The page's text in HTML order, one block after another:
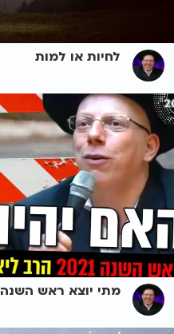
לחיות או למות
מתי יוצא ראש השנה 2021? האם יהיה סגר?